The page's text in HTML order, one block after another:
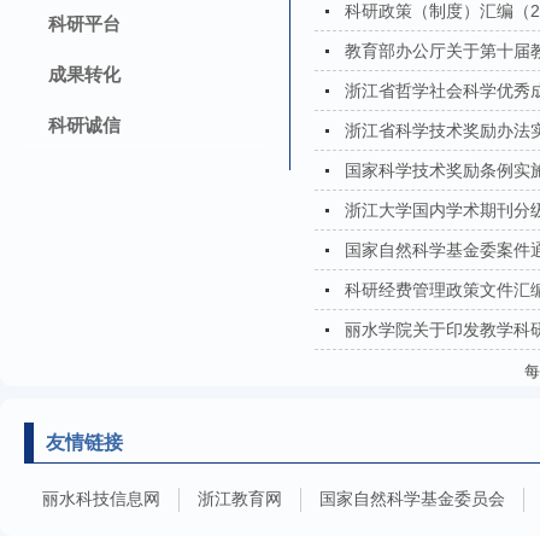
科研平台
成果转化
科研诚信
科研政策（制度）汇编（
教育部办公厅关于第十届
浙江省哲学社会科学优秀
浙江省科学技术奖励办法
国家科学技术奖励条例实
浙江大学国内学术期刊分
国家自然科学基金委案件
科研经费管理政策文件汇
丽水学院关于印发教学科
友情链接
丽水科技信息网 浙江教育网 国家自然科学基金委员会